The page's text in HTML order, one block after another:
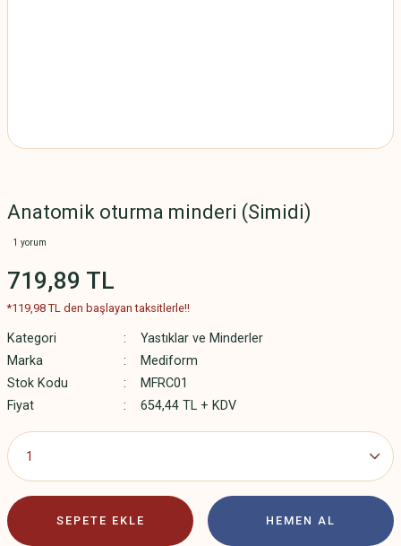
Anatomik oturma minderi (Simidi)
1 yorum
719,89 TL
*119,98 TL den başlayan taksitlerle!!
Kategori
Yastıklar ve Minderler
Marka
Mediform
Stok Kodu
MFRC01
Fiyat
654,44 TL + KDV
SEPETE EKLE HEMEN AL